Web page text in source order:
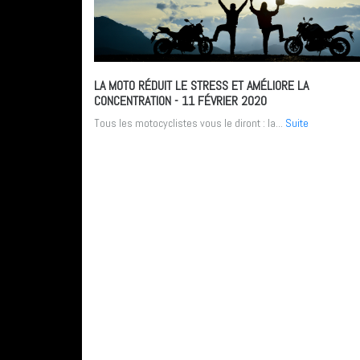
LA MOTO RÉDUIT LE STRESS ET AMÉLIORE LA
CONCENTRATION- 11 FÉVRIER 2020
Tous les motocyclistes vous le diront : la... Suite